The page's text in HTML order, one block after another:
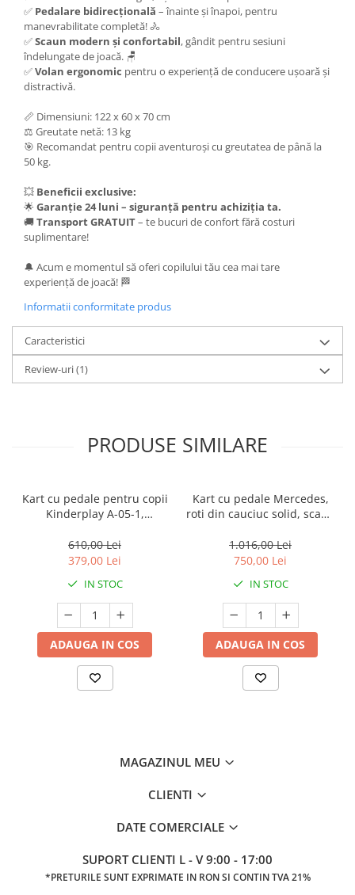
✅ Pedalare bidirecțională – înainte și înapoi, pentru
manevrabilitate completă! 🚴
✅Scaun modern și confortabil, gândit pentru sesiuni
îndelungate de joacă. 🪑
✅Volan ergonomic pentru o experiență de conducere ușoară și
distractivă.
📏 Dimensiuni: 122 x 60 x 70 cm
⚖️ Greutate netă: 13 kg
🎯 Recomandat pentru copii aventuroși cu greutatea de până la
50 kg.
💥 Beneficii exclusive:
🌟Garanție 24 luni – siguranță pentru achiziția ta.
🚚Transport GRATUIT– te bucuri de confort fără costuri
suplimentare!
🔔 Acum e momentul să oferi copilului tău cea mai tare
experiență de joacă! 🏁
Informatii conformitate produs
Caracteristici
Review-uri(1)
PRODUSE SIMILARE
Kart cu pedale pentru copii
Kinderplay A-05-1,
gonflabile, albastru
610,00 Lei
379,00 Lei
IN STOC
ADAUGA IN COS
Kart cu pedale Mercedes,
roti din cauciuc solid, scaun
siguranta, albastru
1.016,00 Lei
750,00 Lei
IN STOC
ADAUGA IN COS
MAGAZINUL MEU
CLIENTI
DATE COMERCIALE
SUPORT CLIENTI L - V 9:00 - 17:00
*PRETURILE SUNT EXPRIMATE IN RON SI CONTIN TVA 21%